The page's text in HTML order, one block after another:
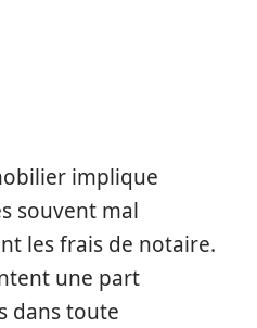
implique
souvent mal
les frais de notaire.
une part
dans toute